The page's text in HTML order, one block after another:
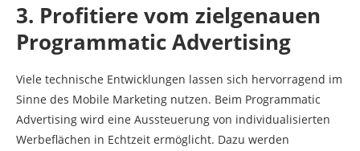
3. Profitiere vom zielgenauen
Programmatic Advertising
Viele technische Entwicklungen lassen sich hervorragend im
Sinne des Mobile Marketing nutzen. Beim Programmatic
Advertising wird eine Aussteuerung von individualisierten
Werbeflächen in Echtzeit ermöglicht. Dazu werden